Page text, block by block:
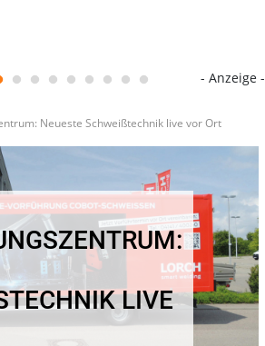
- Anzeige -
Neueste Schweißtechnik live vor Ort
LIVE V